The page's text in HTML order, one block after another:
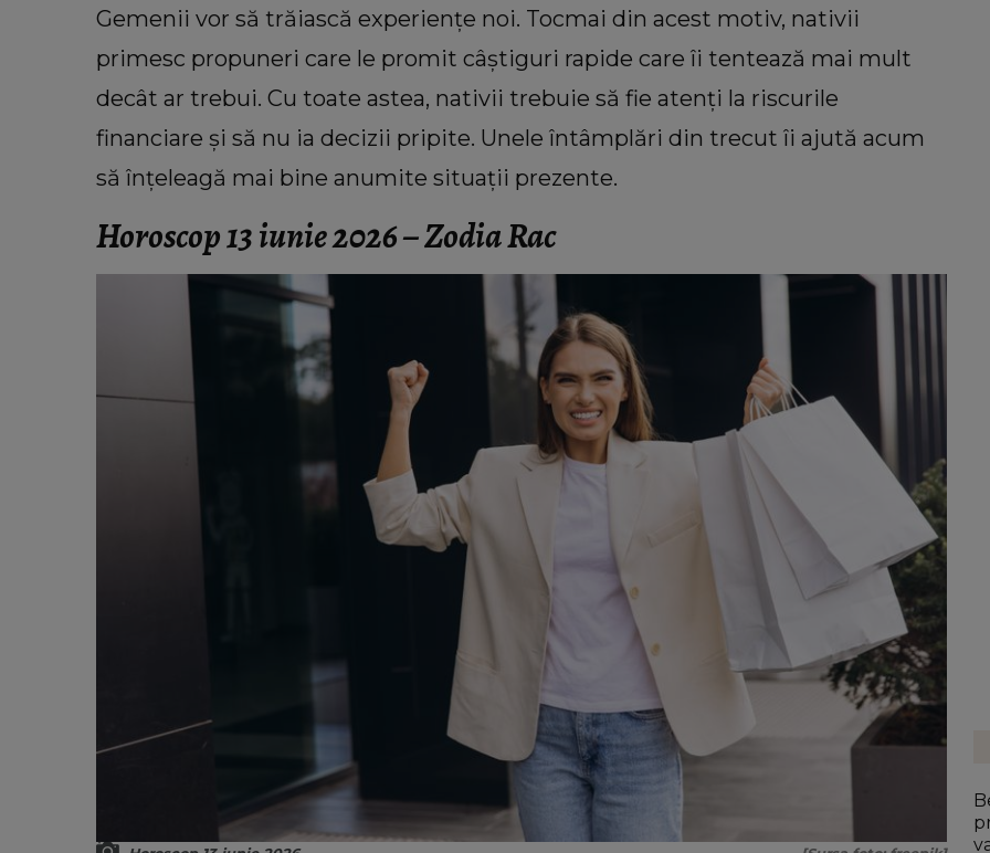
Gemenii vor să trăiască experiențe noi. Tocmai din acest motiv, nativii
primesc propuneri care le promit câștiguri rapide care îi tentează mai mult
decât ar trebui. Cu toate astea, nativii trebuie să fie atenți la riscurile
financiare și să nu ia decizii pripite. Unele întâmplări din trecut îi ajută acum
să înțeleagă mai bine anumite situații prezente.
Horoscop 13 iunie 2026 – Zodia Rac